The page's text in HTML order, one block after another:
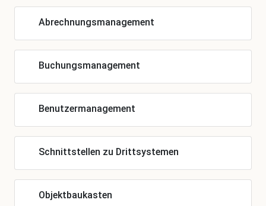
Abrechnungsmanagement
Buchungsmanagement
Benutzermanagement
Schnittstellen zu Drittsystemen
Objektbaukasten